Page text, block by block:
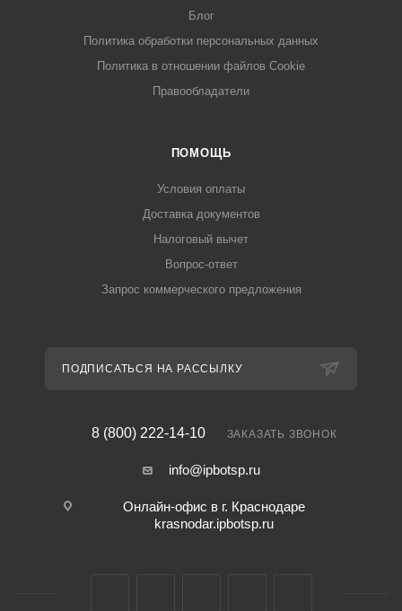
Блог
Политика обработки персональных данных
Политика в отношении файлов Cookie
Правообладатели
ПОМОЩЬ
Условия оплаты
Доставка документов
Налоговый вычет
Вопрос-ответ
Запрос коммерческого предложения
ПОДПИСАТЬСЯ НА РАССЫЛКУ
8 (800) 222-14-10 ЗАКАЗАТЬ ЗВОНОК
info@ipbotsp.ru
Онлайн-офис в г. Краснодаре
krasnodar.ipbotsp.ru